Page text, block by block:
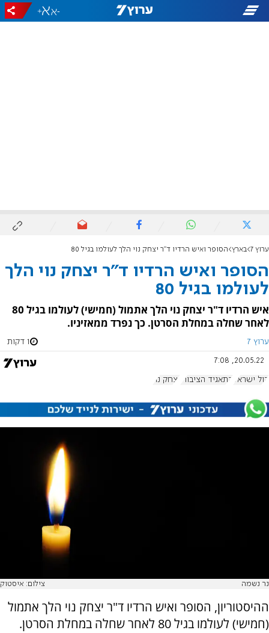
-
+
ערוץ 7 בארץ הסופר ואיש הרדיו ד"ר יצחק נוי הלך לעולמו בגיל 80
הסופר ואיש הרדיו ד"ר יצחק נוי הלך
לעולמו בגיל 80
איש הרדיו ד"ר יצחק נוי הלך אתמול (חמישי) לעולמו בגיל 80
לאחר שחלה במחלת הסרטן. כך נפרד ממאזיניו.
ערוץ 7 1 דקות
20.05.22, 7:08
קול ישראל התאגיד הציבורי יצחק נוי
נר נשמה צילום: איסטוק
ההיסטוריון, הסופר ואיש הרדיו ד"ר יצחק נוי הלך אתמול
(חמישי) לעולמו בגיל 80 לאחר שחלה במחלת הסרטן.